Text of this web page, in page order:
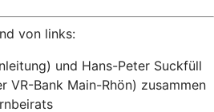
von links:
und Hans-Peter Suckfüll
VR-Bank Main-Rhön) zusammen